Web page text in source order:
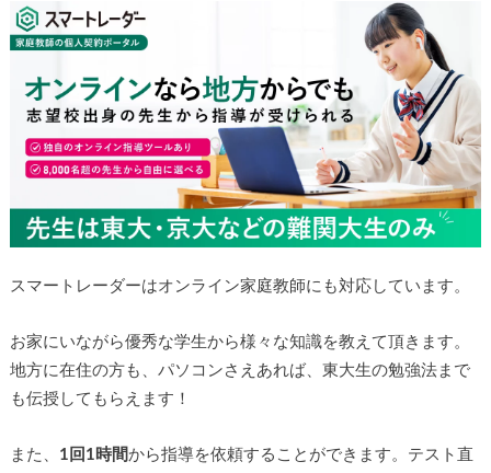
スマートレーダーはオンライン家庭教師にも対応しています。
お家にいながら優秀な学生から様々な知識を教えて頂きます。
地方に在住の方も、パソコンさえあれば、東大生の勉強法まで
も伝授してもらえます！
また、 1回1時間から指導を依頼することができます。テスト直